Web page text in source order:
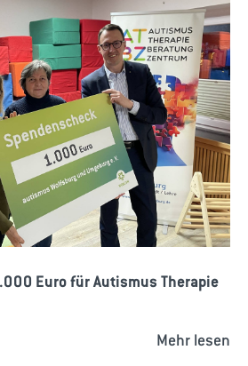
Euro für Autismus Therapie
Mehr lesen